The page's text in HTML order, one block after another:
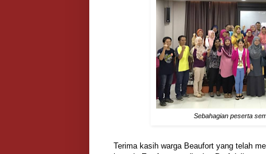
Sebahagian peserta
Terima kasih warga Beaufort yang telah